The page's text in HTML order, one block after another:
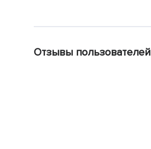
Отзывы пользователей